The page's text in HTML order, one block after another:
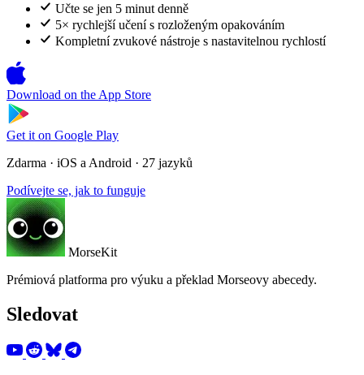
Učte se jen 5 minut denně
5× rychlejší učení s rozloženým opakováním
Kompletní zvukové nástroje s nastavitelnou rychlostí
Download on the App Store
Get it on Google Play
Zdarma · iOS a Android · 27 jazyků
Podívejte se, jak to funguje
MorseKit
Prémiová platforma pro výuku a překlad Morseovy abecedy.
Sledovat